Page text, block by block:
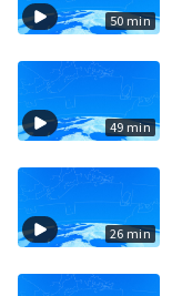
50 min
49 min
26 min